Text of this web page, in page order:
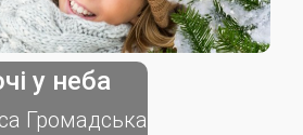
у неба
Громадська